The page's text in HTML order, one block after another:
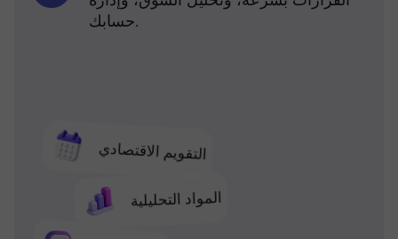
التقويم الاقتصادي
المواد التحليلية
حسابك.